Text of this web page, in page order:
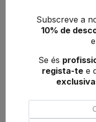
Subscreve a
10% de
Se és
regista-te e